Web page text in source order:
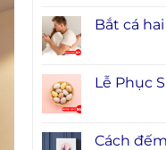
Bắt cá
Lễ Phục
Cách